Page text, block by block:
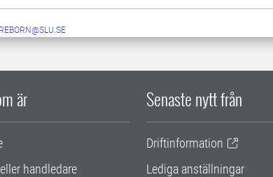
är
handledare
Senaste nytt från
Driftinformation
Lediga anställningar